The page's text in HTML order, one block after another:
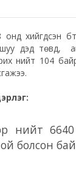
онд хийгдсэн
дэд төвүүд,
нийт 104
нийт 6640
болсон